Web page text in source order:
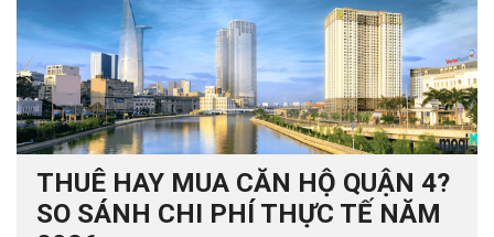
THUÊ HAY MUA CĂN HỘ QUẬN 4?
SO SÁNH CHI PHÍ THỰC TẾ NĂM